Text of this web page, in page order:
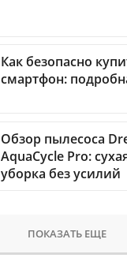
Как безопасно
смартфон:
Обзор пылесоса
AquaCycle Pro:
уборка без усилий
ПОКАЗАТЬ ЕЩЕ